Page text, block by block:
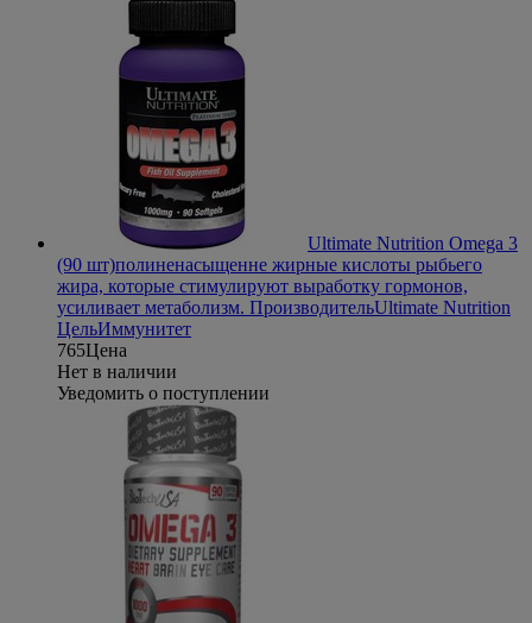
Ultimate Nutrition Omega 3
(90 шт)полиненасыщенне жирные кислоты рыбьего
жира, которые стимулируют выработку гормонов,
усиливает метаболизм. ПроизводительUltimate Nutrition
ЦельИммунитет
765Цена
Нет в наличии
Уведомить о поступлении